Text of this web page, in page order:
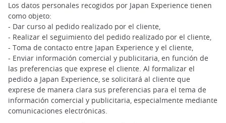
Los datos personales recogidos por Japan Experience tienen
como objeto:
- Dar curso al pedido realizado por el cliente,
- Realizar el seguimiento del pedido realizado por el cliente,
- Toma de contacto entre Japan Experience y el cliente,
- Enviar información comercial y publicitaria, en función de
las preferencias que exprese el cliente. Al formalizar el
pedido a Japan Experience, se solicitará al cliente que
exprese de manera clara sus preferencias para el tema de
información comercial y publicitaria, especialmente mediante
comunicaciones electrónicas.